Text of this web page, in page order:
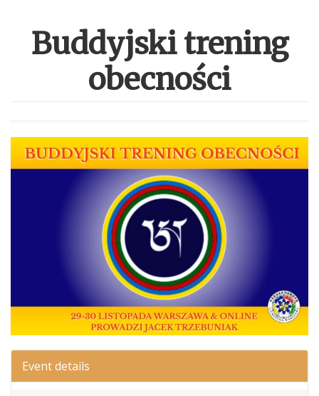
Buddyjski trening
obecności
Event details